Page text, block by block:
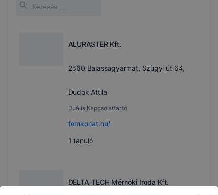
ALURASTER Kft.
2660 Balassagyarmat, Szügyi út 64,
Dudok Attila
Duális Kapcsolattartó
femkorlat.hu/
1 tanuló
DELTA-TECH Mérnöki Iroda Kft.